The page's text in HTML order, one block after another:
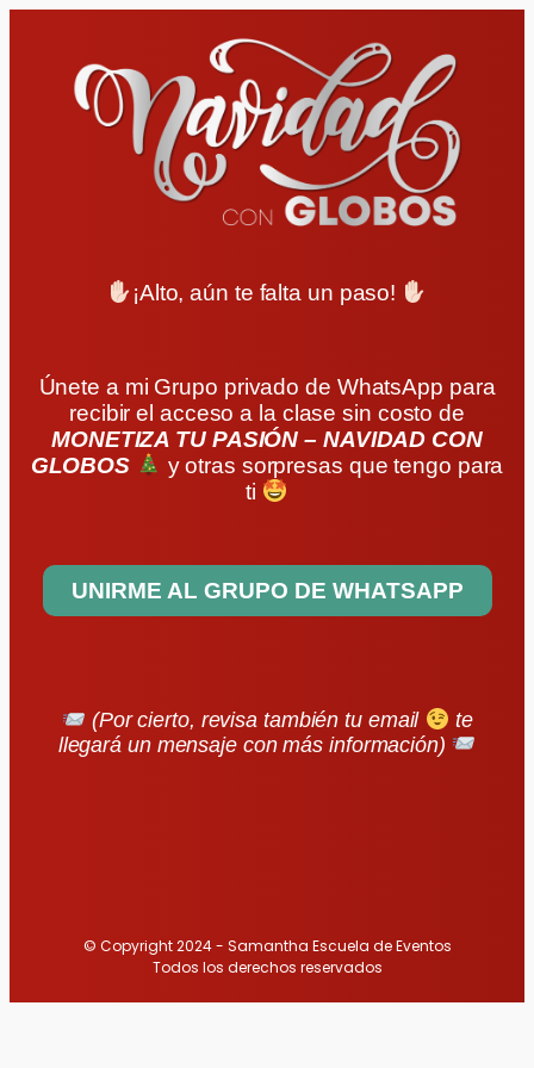
¡Alto, aún te falta un paso!
Únete a mi Grupo privado de WhatsApp para
recibir el acceso a la clase sin costo de
MONETIZA TU PASIÓN – NAVIDAD CON
GLOBOS
y otras sorpresas que tengo para
ti
UNIRME AL GRUPO DE WHATSAPP
(Por cierto, revisa también tu email
te
llegará un mensaje con más información)
© Copyright 2024 - Samantha Escuela de Eventos
Todos los derechos reservados